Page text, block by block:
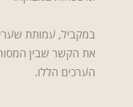
במקביל, עמותת
את הקשר שבין
הערכים הללו.